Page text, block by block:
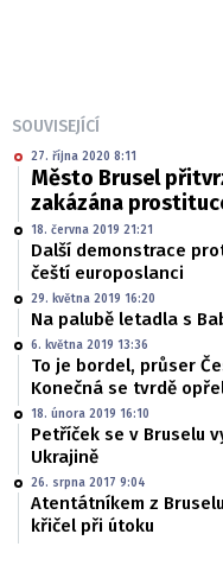
SOUVISEJÍCÍ
27. října 2020 8:11
Město Brusel
zakázána
18. června 2019 21:21
Další demonstrace
čeští europoslanci
29. května 2019 16:20
Na palubě letadla s
6. května 2019 13:36
To je bordel, průser
Konečná se tvrdě
18. února 2019 16:10
Petříček se v Bruselu
Ukrajině
26. srpna 2017 9:04
Atentátníkem z
křičel při útoku